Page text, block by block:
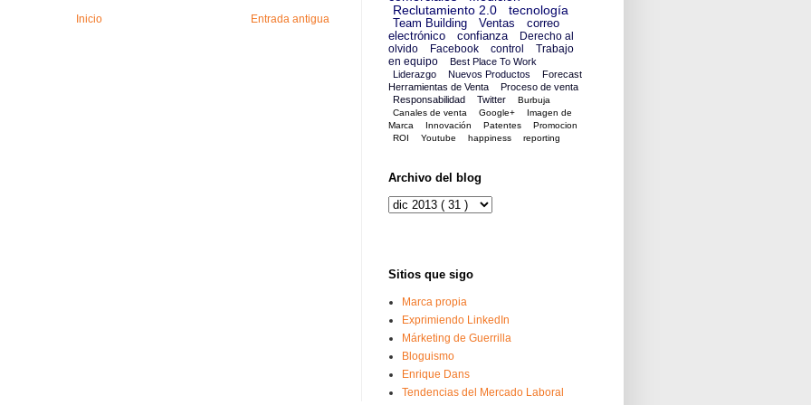
Entrada antigua
Inicio
Reclutamiento 2.0
tecnología
Team Building Ventas
correo
electrónico
confianza
Derecho al
olvido
Facebook control
Trabajo
en equipo
Best Place To Work
Liderazgo
Nuevos Productos
Forecast
Herramientas de Venta
Proceso de venta
Responsabilidad
Twitter
Burbuja
Canales de venta
Google+
Imagen de
Marca
Innovación Patentes
Promocion
ROI
Youtube happiness reporting
Archivo del blog
Sitios que sigo
Marca propia
Exprimiendo LinkedIn
Márketing de Guerrilla
Bloguismo
Enrique Dans
Tendencias del Mercado Laboral